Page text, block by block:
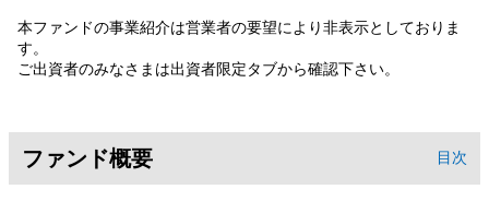
本ファンドの事業紹介は営業者の要望により非表示としておりま
す。
ご出資者のみなさまは出資者限定タブから確認下さい。
ファンド概要 目次